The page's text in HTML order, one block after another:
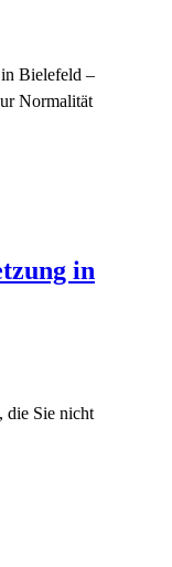
Bielefeld –
Normalität
in
die Sie nicht